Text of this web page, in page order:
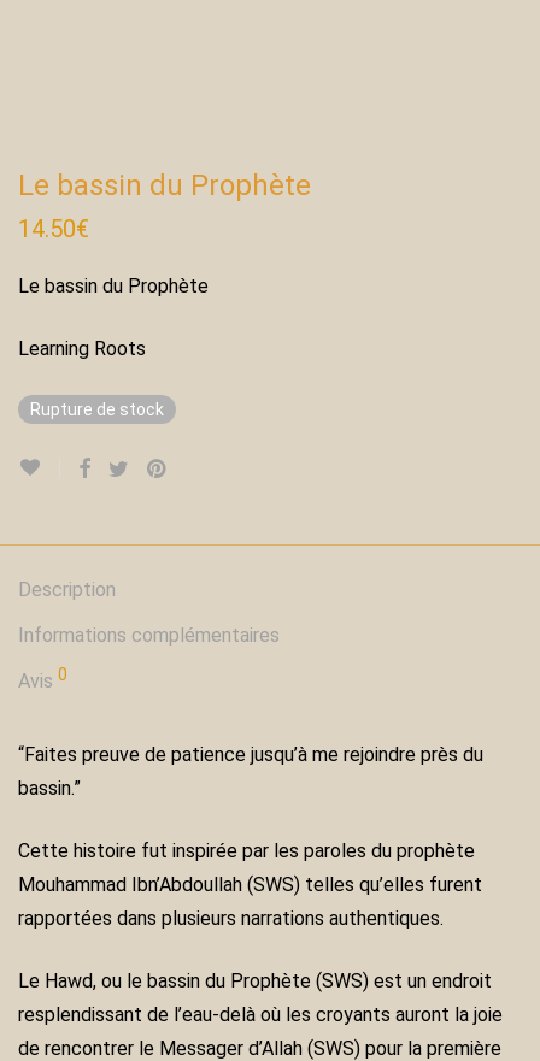
Le bassin du Prophète
14.50€
Le bassin du Prophète
Learning Roots
Rupture de stock
Description
Informations complémentaires
Avis 0
“Faites preuve de patience jusqu’à me rejoindre près du
bassin.”
Cette histoire fut inspirée par les paroles du prophète
Mouhammad Ibn’Abdoullah (SWS) telles qu’elles furent
rapportées dans plusieurs narrations authentiques.
Le Hawd, ou le bassin du Prophète (SWS) est un endroit
resplendissant de l’eau-delà où les croyants auront la joie
de rencontrer le Messager d’Allah (SWS) pour la première